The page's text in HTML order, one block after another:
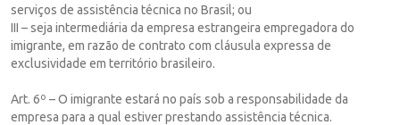
serviços de assistência técnica no Brasil; ou
III – seja intermediária da empresa estrangeira empregadora do
imigrante, em razão de contrato com cláusula expressa de
exclusividade em território brasileiro.
Art. 6º – O imigrante estará no país sob a responsabilidade da
empresa para a qual estiver prestando assistência técnica.